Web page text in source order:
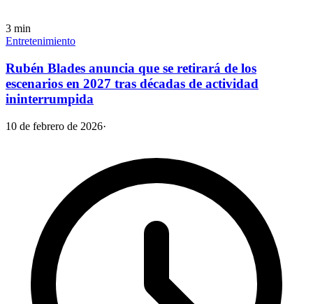
3 min
Entretenimiento
Rubén Blades anuncia que se retirará de los
escenarios en 2027 tras décadas de actividad
ininterrumpida
10 de febrero de 2026·